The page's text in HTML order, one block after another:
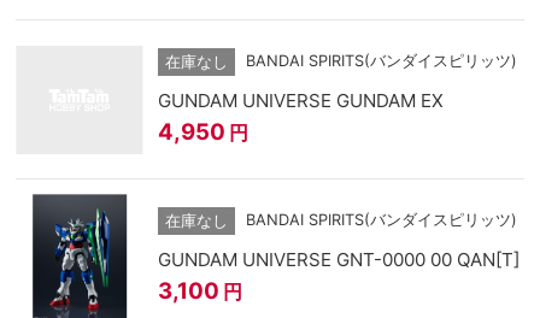
在庫なし BANDAI SPIRITS(バンダイスピリッツ)
GUNDAM UNIVERSE GUNDAM EX
4,950 円
在庫なし BANDAI SPIRITS(バンダイスピリッツ)
GUNDAM UNIVERSE GNT-0000 00 QAN[T]
3,100 円